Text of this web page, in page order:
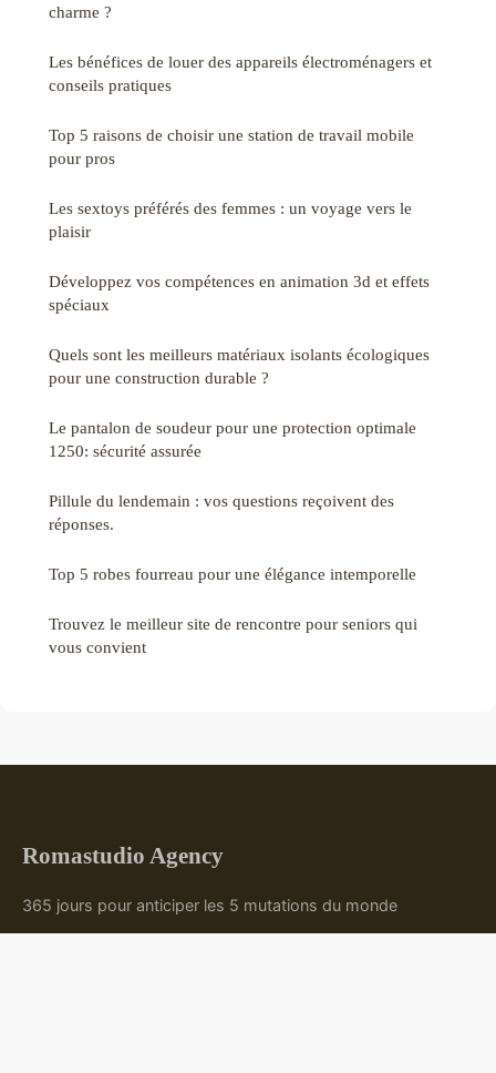
charme ?
Les bénéfices de louer des appareils électroménagers et
conseils pratiques
Top 5 raisons de choisir une station de travail mobile
pour pros
Les sextoys préférés des femmes : un voyage vers le
plaisir
Développez vos compétences en animation 3d et effets
spéciaux
Quels sont les meilleurs matériaux isolants écologiques
pour une construction durable ?
Le pantalon de soudeur pour une protection optimale
1250: sécurité assurée
Pillule du lendemain : vos questions reçoivent des
réponses.
Top 5 robes fourreau pour une élégance intemporelle
Trouvez le meilleur site de rencontre pour seniors qui
vous convient
Romastudio Agency
365 jours pour anticiper les 5 mutations du monde